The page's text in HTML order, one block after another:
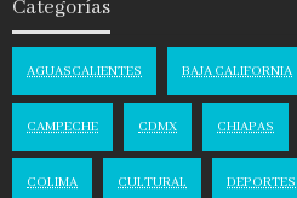
Categorías
AGUASCALIENTES BAJA CALIFORNIA
CAMPECHE CDMX CHIAPAS
COLIMA CULTURAL DEPORTES